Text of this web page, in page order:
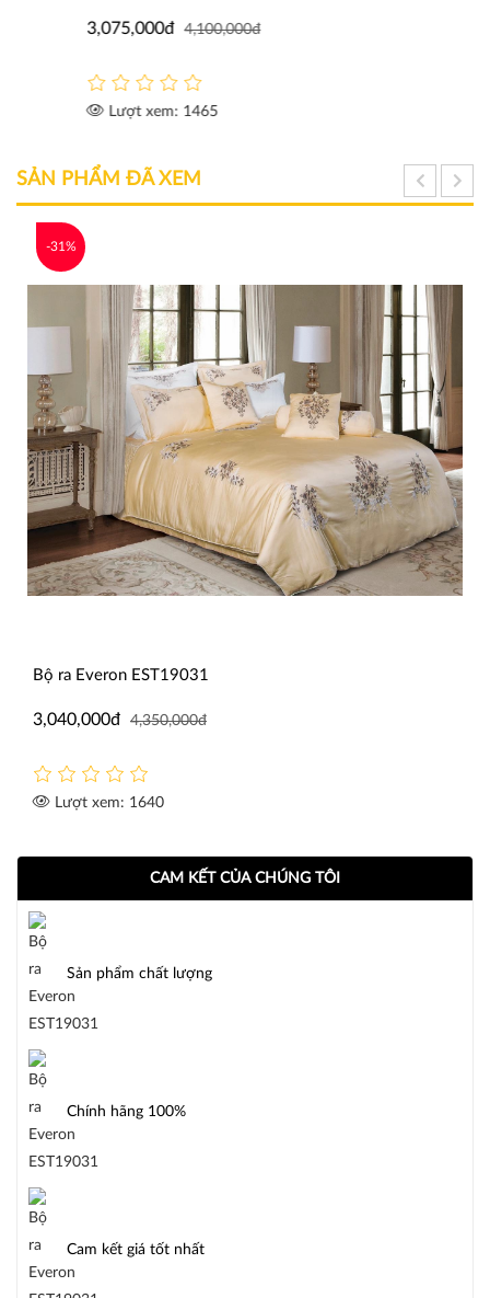
3,075,000đ 4,100,000đ
Lượt xem: 1465
SẢN PHẨM ĐÃ XEM
-31%
Bộ ra Everon EST19031
3,040,000đ 4,350,000đ
Lượt xem: 1640
CAM KẾT CỦA CHÚNG TÔI
Sản phẩm chất lượng
Chính hãng 100%
Cam kết giá tốt nhất